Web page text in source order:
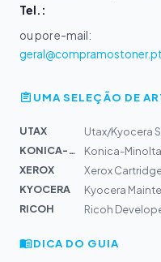
Tel.:
ou por e-mail:
geral@compramostoner.pt
UMA SELEÇÃO DE
UTAX
KONICA-MIN...
XEROX
Xerox
KYOCERA
RICOH
DICA DO GUIA